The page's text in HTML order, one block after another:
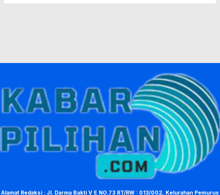
Alamat Redaksi : Jl. Darma Bakti V E NO.73 RT/RW : 013/002, Kelurahan Pemurus